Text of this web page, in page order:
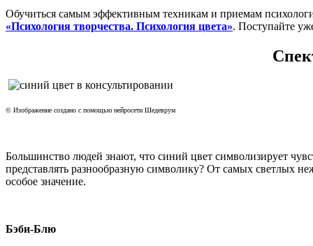
Обучиться самым эффективным техникам и приемам
«Психология творчества. Психология цвета». Поступайте
© Изображение создано с помощью нейросети Шедеврум
Большинство людей знают, что синий цвет символизирует
представлять разнообразную символику? От самых светлых
особое значение.
Бэби-Блю